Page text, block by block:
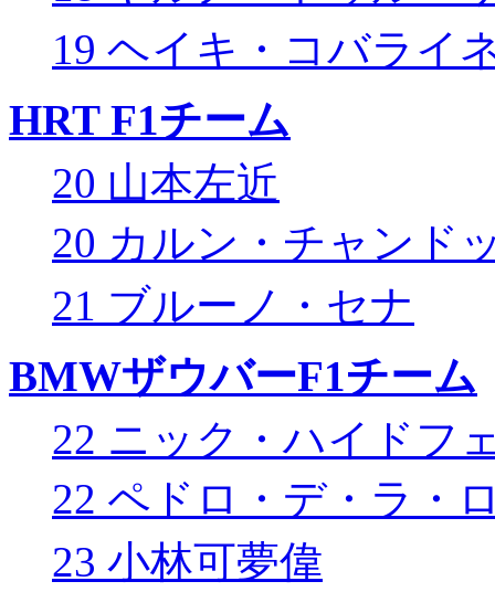
19 ヘイキ・コバライ
HRT F1チーム
20 山本左近
20 カルン・チャンド
21 ブルーノ・セナ
BMWザウバーF1チーム
22 ニック・ハイドフ
22 ペドロ・デ・ラ・
23 小林可夢偉